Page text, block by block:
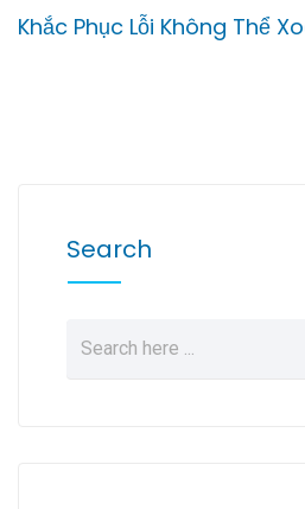
Khắc Phục Lỗi Không Thể
Search